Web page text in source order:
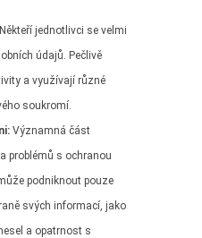
Někteří jednotlivci se velmi
údajů. Pečlivě
a využívají různé
soukromí.
Významná část
problémů s ochranou
podniknout pouze
svých informací, jako
a opatrnost s